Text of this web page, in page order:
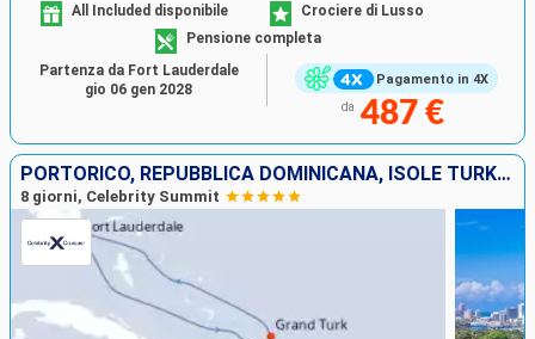
Pagamento in 4X
All Included disponibile
Crociere di Lusso
Pensione completa
da 487 €
Partenza da Fort Lauderdale
gio 06 gen 2028
PORTORICO, REPUBBLICA DOMINICANA, ISOLE TURKS E CAICOS, STATI UNITI
8 giorni, Celebrity Summit